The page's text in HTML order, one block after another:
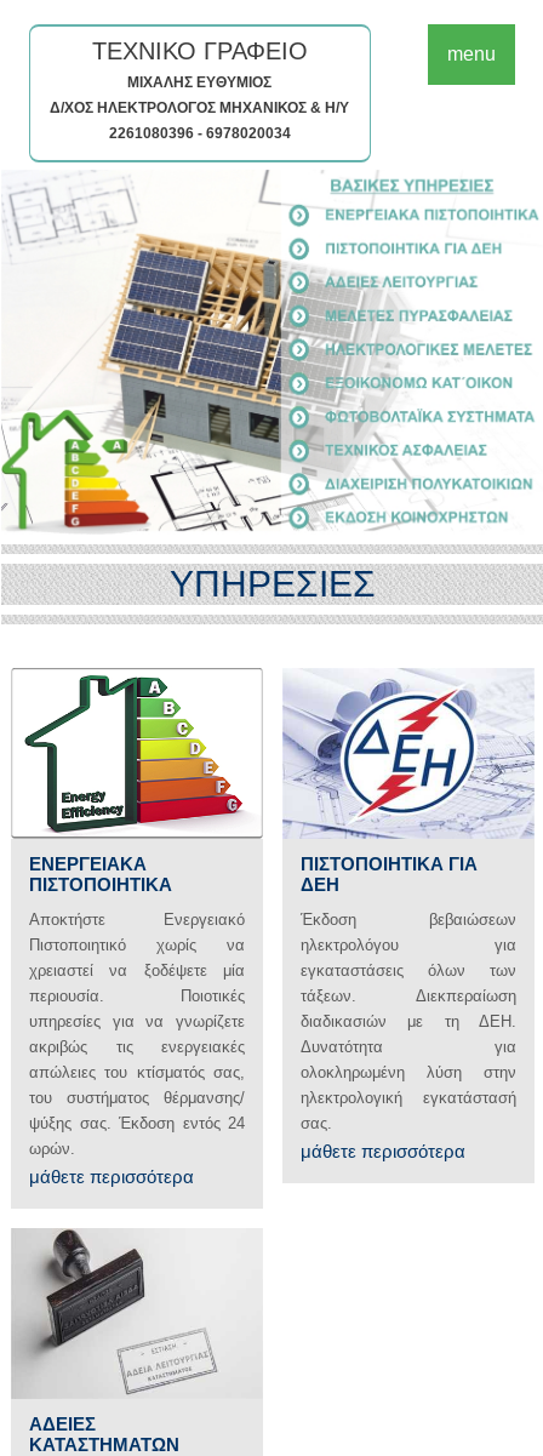
ΤΕΧΝΙΚΟ ΓΡΑΦΕΙΟ
ΜΙΧΑΛΗΣ ΕΥΘΥΜΙΟΣ
Δ/ΧΟΣ ΗΛΕΚΤΡΟΛΟΓΟΣ ΜΗΧΑΝΙΚΟΣ & Η/Υ
2261080396 - 6978020034
menu
ΥΠΗΡΕΣΙΕΣ
ΕΝΕΡΓΕΙΑΚΑ
ΠΙΣΤΟΠΟΙΗΤΙΚΑ
Αποκτήστε Ενεργειακό
Πιστοποιητικό χωρίς να
χρειαστεί να ξοδέψετε μία
περιουσία. Ποιοτικές
υπηρεσίες για να γνωρίζετε
ακριβώς τις ενεργειακές
απώλειες του κτίσματός σας,
του συστήματος θέρμανσης/
ψύξης σας. Έκδοση εντός 24
ωρών.
μάθετε περισσότερα
ΠΙΣΤΟΠΟΙΗΤΙΚΑ ΓΙΑ
ΔΕΗ
Έκδοση βεβαιώσεων
ηλεκτρολόγου για
εγκαταστάσεις όλων των
τάξεων. Διεκπεραίωση
διαδικασιών με τη ΔΕΗ.
Δυνατότητα για
ολοκληρωμένη λύση στην
ηλεκτρολογική εγκατάστασή
σας.
μάθετε περισσότερα
ΑΔΕΙΕΣ
ΚΑΤΑΣΤΗΜΑΤΩΝ